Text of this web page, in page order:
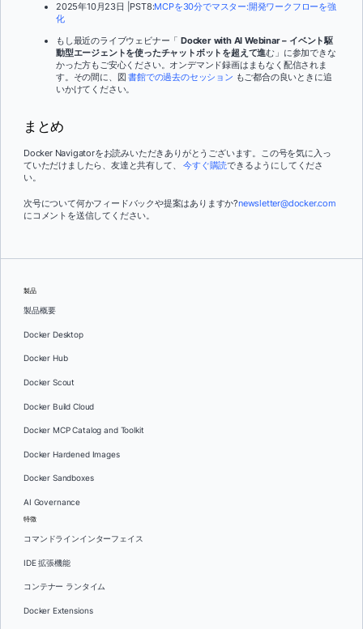
2025年10月23日 |PST8:MCPを30分でマスター:開発ワークフローを強
化
もし最近のライブウェビナー「 Docker with AI Webinar – イベント駆
動型エージェントを使ったチャットボットを超えて進む」に参加できな
かった方もご安心ください。オンデマンド録画はまもなく配信されま
す。その間に、図書館での過去のセッション もご都合の良いときに追
いかけてください。
まとめ
Docker Navigatorをお読みいただきありがとうございます。この号を気に入っ
ていただけましたら、友達と共有して、今すぐ購読できるようにしてくださ
い。
次号について何かフィードバックや提案はありますか?newsletter@docker.com
にコメントを送信してください。
製品
製品概要
Docker Desktop
Docker Hub
Docker Scout
Docker Build Cloud
Docker MCP Catalog and Toolkit
Docker Hardened Images
Docker Sandboxes
AI Governance
特徴
コマンドラインインターフェイス
IDE 拡張機能
コンテナー ランタイム
Docker Extensions